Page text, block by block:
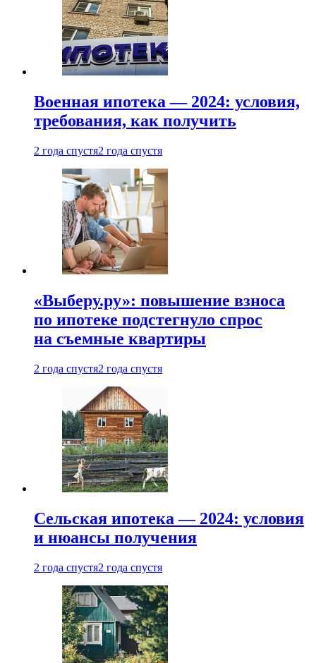
Военная ипотека — 2024: условия,
требования, как получить
2 года спустя2 года спустя
«Выберу.ру»: повышение взноса
по ипотеке подстегнуло спрос
на съемные квартиры
2 года спустя2 года спустя
Сельская ипотека — 2024: условия
и нюансы получения
2 года спустя2 года спустя